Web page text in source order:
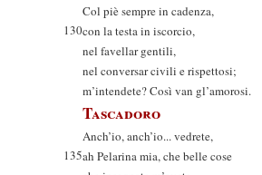
Col piè sempre in cadenza,
130con la testa in iscorcio,
nel favellar gentili,
nel conversar civili e rispettosi;
m’intendete? Così van gl’amorosi.
Tascadoro
Anch’io, anch’io... vedrete,
135ah Pelarina mia, che belle cose